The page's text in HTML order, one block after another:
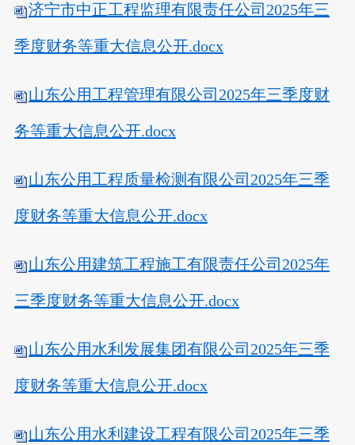
济宁市中正工程监理有限责任公司2025年三
季度财务等重大信息公开.docx
山东公用工程管理有限公司2025年三季度财
务等重大信息公开.docx
山东公用工程质量检测有限公司2025年三季
度财务等重大信息公开.docx
山东公用建筑工程施工有限责任公司2025年
三季度财务等重大信息公开.docx
山东公用水利发展集团有限公司2025年三季
度财务等重大信息公开.docx
山东公用水利建设工程有限公司2025年三季